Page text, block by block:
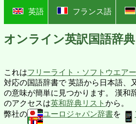
英語 フランス語
オンライン英訳国語辞
これはフリーライト・ソフトウエアー
対応の国語辞書で 英語から日本語、
の意味が簡単に見つかります。 漢和
のアクセスは英和辞典リスト から。
弊社の
ユーロジャパン辞書を